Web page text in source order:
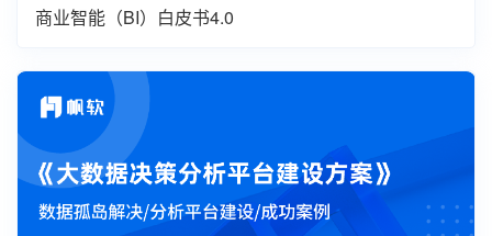
商业智能（BI）白皮书4.0